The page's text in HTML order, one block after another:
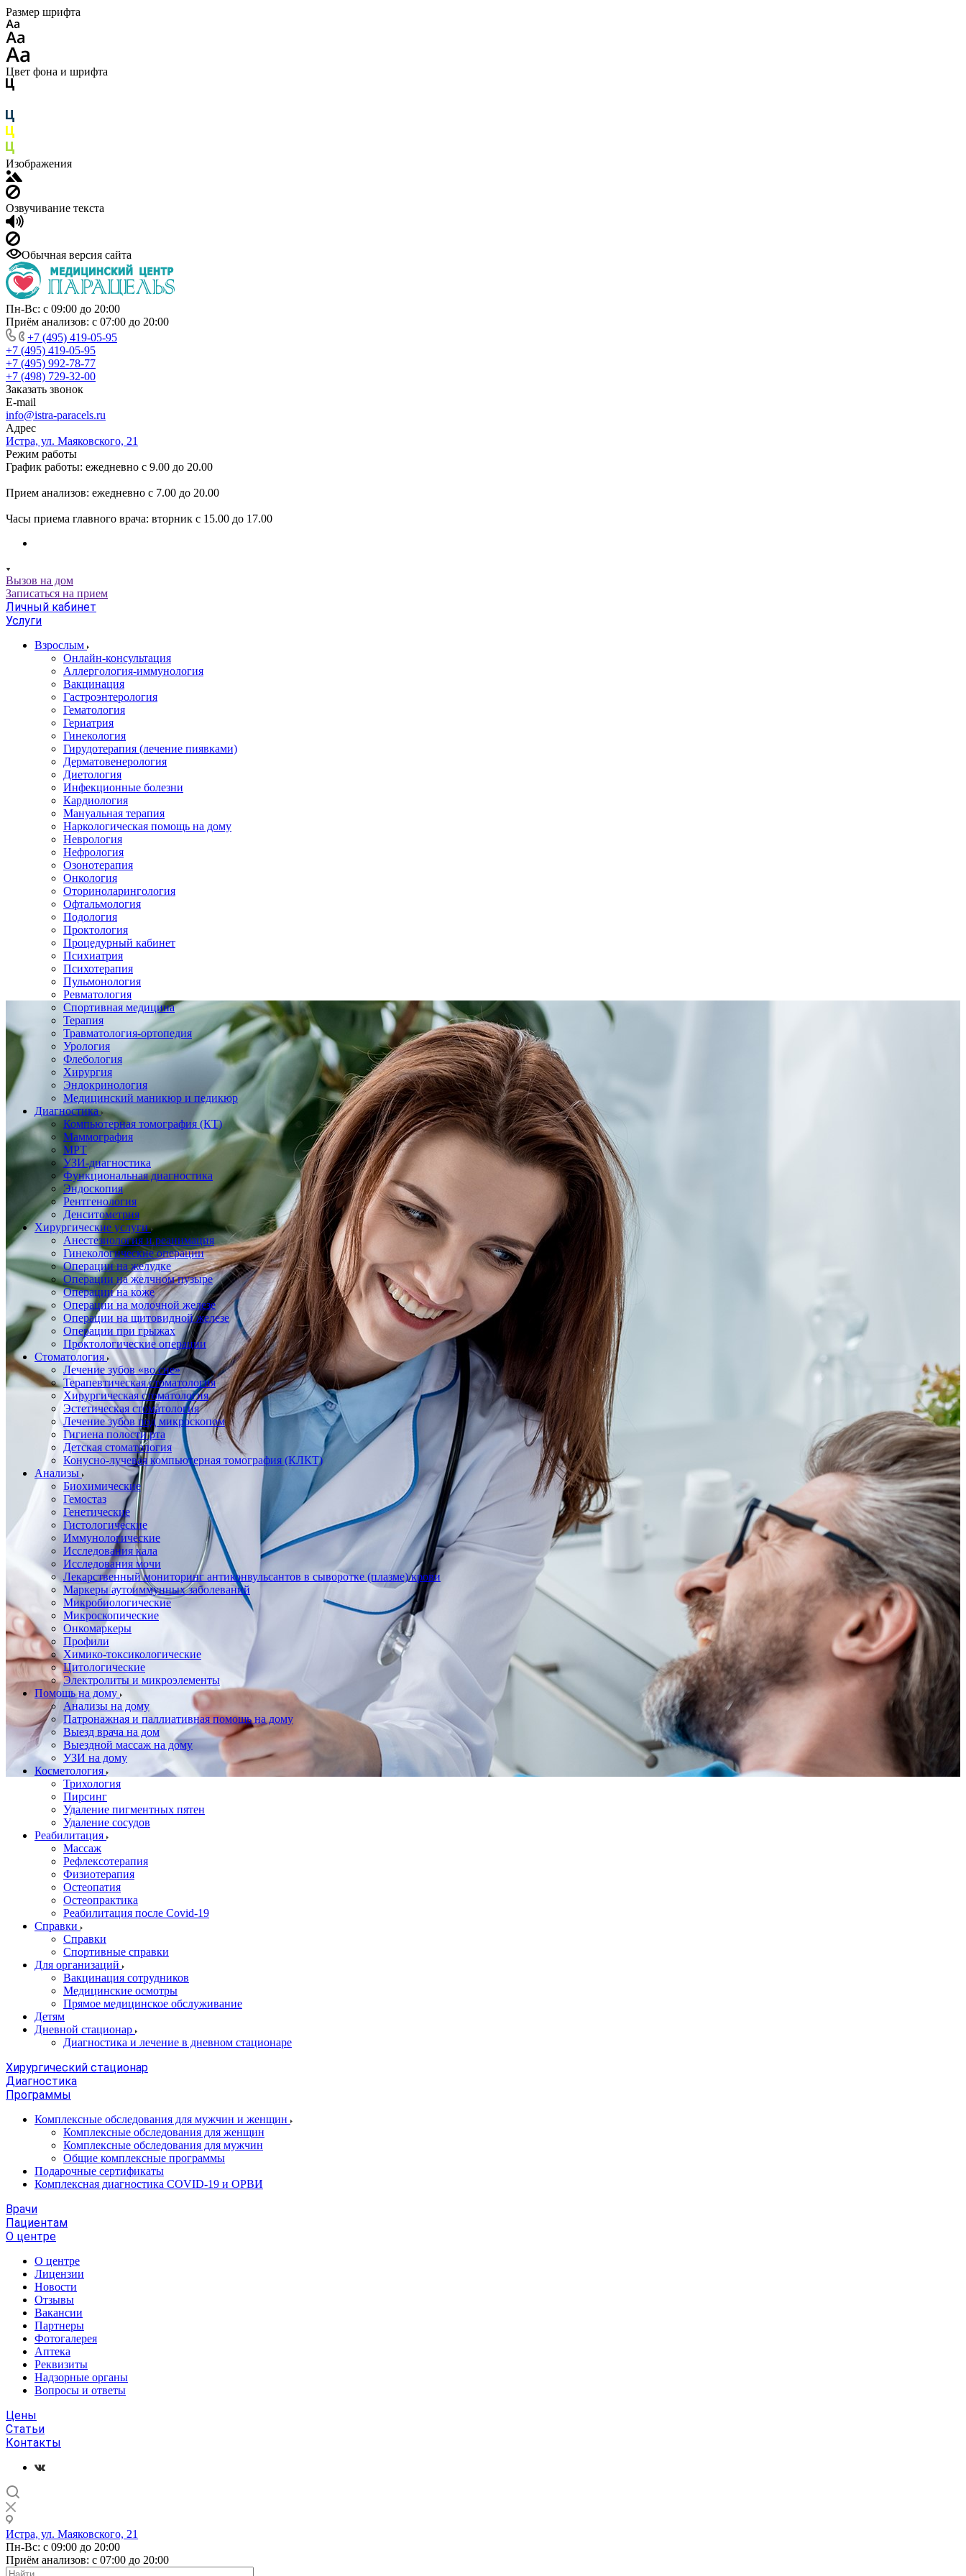
Размер шрифта
Цвет фона и шрифта
Изображения
Озвучивание текста
Обычная версия сайта
Пн-Вс: с 09:00 до 20:00
Приём анализов: с 07:00 до 20:00
+7 (495) 419-05-95
+7 (495) 419-05-95
+7 (495) 992-78-77
+7 (498) 729-32-00
Заказать звонок
E-mail
info@istra-paracels.ru
Адрес
Истра, ул. Маяковского, 21
Режим работы
График работы: ежедневно с 9.00 до 20.00
Прием анализов: ежедневно с 7.00 до 20.00
Часы приема главного врача: вторник с 15.00 до 17.00
Вызов на дом
Записаться на прием
Личный кабинет
Услуги
Взрослым
Онлайн-консультация
Аллергология-иммунология
Вакцинация
Гастроэнтерология
Гематология
Гериатрия
Гинекология
Гирудотерапия (лечение пиявками)
Дерматовенерология
Диетология
Инфекционные болезни
Кардиология
Мануальная терапия
Наркологическая помощь на дому
Неврология
Нефрология
Озонотерапия
Онкология
Оториноларингология
Офтальмология
Подология
Проктология
Процедурный кабинет
Психиатрия
Психотерапия
Пульмонология
Ревматология
Спортивная медицина
Терапия
Травматология-ортопедия
Урология
Флебология
Хирургия
Эндокринология
Медицинский маникюр и педикюр
Диагностика
Компьютерная томография (КТ)
Маммография
МРТ
УЗИ-диагностика
Функциональная диагностика
Эндоскопия
Рентгенология
Денситометрия
Хирургические услуги
Анестезиология и реанимация
Гинекологические операции
Операции на желудке
Операции на желчном пузыре
Операции на коже
Операции на молочной железе
Операции на щитовидной железе
Операции при грыжах
Проктологические операции
Стоматология
Лечение зубов «во сне»
Терапевтическая стоматология
Хирургическая стоматология
Эстетическая стоматология
Лечение зубов под микроскопом
Гигиена полости рта
Детская стоматология
Конусно-лучевая компьютерная томография (КЛКТ)
Анализы
Биохимические
Гемостаз
Генетические
Гистологические
Иммунологические
Исследования кала
Исследования мочи
Лекарственный мониторинг антиконвульсантов в сыворотке (плазме) крови
Маркеры аутоиммунных заболеваний
Микробиологические
Микроскопические
Онкомаркеры
Профили
Химико-токсикологические
Цитологические
Электролиты и микроэлементы
Помощь на дому
Анализы на дому
Патронажная и паллиативная помощь на дому
Выезд врача на дом
Выездной массаж на дому
УЗИ на дому
Косметология
Трихология
Пирсинг
Удаление пигментных пятен
Удаление сосудов
Реабилитация
Массаж
Рефлексотерапия
Физиотерапия
Остеопатия
Остеопрактика
Реабилитация после Covid-19
Справки
Справки
Спортивные справки
Для организаций
Вакцинация сотрудников
Медицинские осмотры
Прямое медицинское обслуживание
Детям
Дневной стационар
Диагностика и лечение в дневном стационаре
Хирургический стационар
Диагностика
Программы
Комплексные обследования для мужчин и женщин
Комплексные обследования для женщин
Комплексные обследования для мужчин
Общие комплексные программы
Подарочные сертификаты
Комплексная диагностика COVID-19 и ОРВИ
Врачи
Пациентам
О центре
О центре
Лицензии
Новости
Отзывы
Вакансии
Партнеры
Фотогалерея
Аптека
Реквизиты
Надзорные органы
Вопросы и ответы
Цены
Статьи
Контакты
Истра, ул. Маяковского, 21
Пн-Вс: с 09:00 до 20:00
Приём анализов: с 07:00 до 20:00